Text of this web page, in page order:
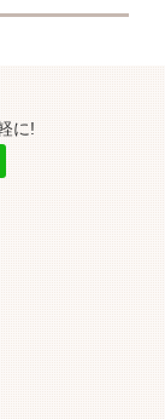
に!